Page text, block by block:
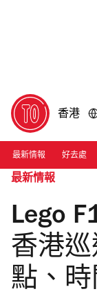
香港
最新情報 好去處
最新情報
Lego
香港
點、